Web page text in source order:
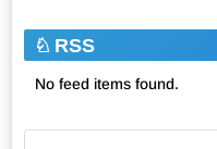
RSS
No feed items found.